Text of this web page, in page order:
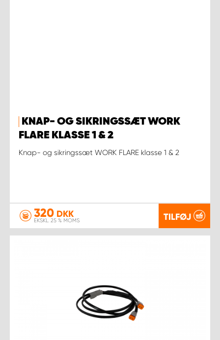
KNAP- OG SIKRINGSSÆT WORK
FLARE KLASSE 1 & 2
Knap- og sikringssæt WORK FLARE klasse 1 & 2
320 DKK
EKSKL. 25 % MOMS TILFØJ